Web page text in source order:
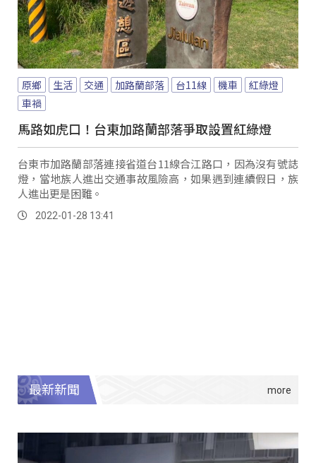
原鄉 生活 交通 加路蘭部落 台11線 機車
紅綠燈
車禍
馬路如虎口！台東加路蘭部落爭取設置紅綠燈
台東市加路蘭部落連接省道台11線合江路口，因為沒有號誌
燈，當地族人進出交通事故風險高，如果遇到連續假日，族
人進出更是困難。
2022-01-28 13:41
最新新聞